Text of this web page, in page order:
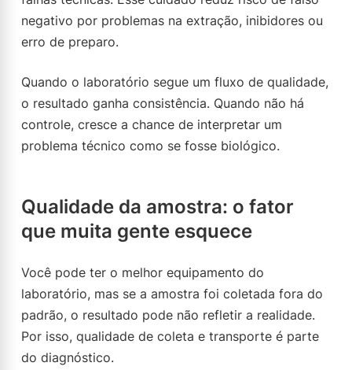
negativo por problemas na extração, inibidores ou
erro de preparo.
Quando o laboratório segue um fluxo de qualidade,
o resultado ganha consistência. Quando não há
controle, cresce a chance de interpretar um
problema técnico como se fosse biológico.
Qualidade da amostra: o fator
que muita gente esquece
Você pode ter o melhor equipamento do
laboratório, mas se a amostra foi coletada fora do
padrão, o resultado pode não refletir a realidade.
Por isso, qualidade de coleta e transporte é parte
do diagnóstico.